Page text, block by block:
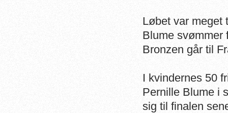
Løbet var meget
Blume svømmer
Bronzen går til
I kvindernes 50
Pernille Blume i
sig til finalen